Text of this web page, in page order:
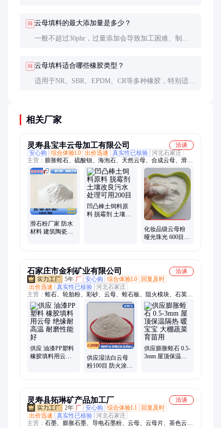
问 云母填料的最大添加量是多少？
一般不超过30phr，过量添加会导致加工困难、制品
问 云母填料适合哪些橡胶类型？
适用于NR、SBR、EPDM、CR等多种橡胶，特别适合
相关厂家
灵寿县宝丰云母加工有限公司
洽谈
安心购
综合体验L0 出价迅速 真实性已核验 河北石家庄
主营： 膨胀蛭石、硫酸钡、海泡石、天然云母、合成云母、滑石
粉
滑石粉厂家 防水
材料 建筑陶瓷橡
凹凸棒土饲料原
料 脱霉剂 土壤改
化妆品级云母粉
哑光珠光 600目
石家庄市金利矿业有限公司
洽谈
5年 厂 安心购 综合体验L0
回复及时
出价迅速
真实性已核验 河北石家庄
主营： 蛭石、轮胎粉、彩砂、云母、蛭石板、阻火模块、石英
砂、无石棉矿物复合纤维、木质纤维、海泡石
供应 油漆PP塑料
橡胶填料用云母
供应湿法白云母
粉100目 防火涂料
供应膨胀蛭石 0.5-
3mm 屋顶保温隔
灵寿县拓琳矿产品加工厂
洽谈
2年 厂 安心购 综合体验L1
回复及时
出价迅速
真实性已核验 河北石家庄
主营： 石墨、膨胀石墨、导电石墨粉、云母、云母片、茶色云母